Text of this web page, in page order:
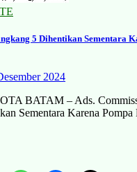
5 Dihentikan Sementara
2024
BATAM – Ads.
Sementara Karena